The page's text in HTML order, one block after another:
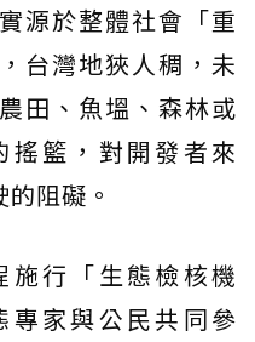
源於整體社會「重
台灣地狹人稠，未
田、魚塭、森林或
搖籃，對開發者來
阻礙。
施行「生態檢核機
專家與公民共同參